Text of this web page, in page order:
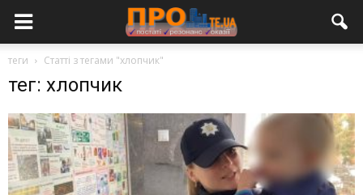
теги Статті з тегами "хлопчик"
тег: хлопчик